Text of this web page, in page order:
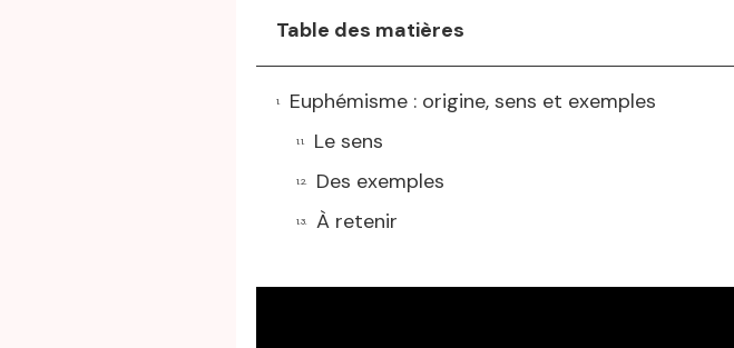
Table des matières
Euphémisme : origine, sens et exemples
Le sens
Des exemples
À retenir